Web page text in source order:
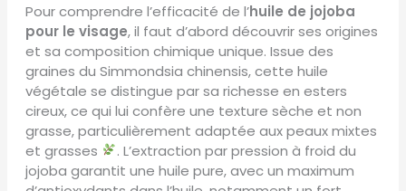
Pour comprendre l’efficacité de l’huile de jojoba
pour le visage, il faut d’abord découvrir ses origines
et sa composition chimique unique. Issue des
graines du Simmondsia chinensis, cette huile
végétale se distingue par sa richesse en esters
cireux, ce qui lui confère une texture sèche et non
grasse, particulièrement adaptée aux peaux mixtes
et grasses
. L’extraction par pression à froid du
jojoba garantit une huile pure, avec un maximum